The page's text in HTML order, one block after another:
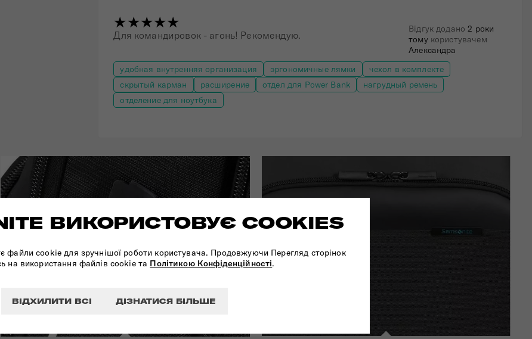
ВИКОРИСТОВУЄ COOKIES
файли cookie для зручнішої роботи користувача. Продовжуючи Перегляд сторінок
на використання файлів cookie та Політикою Конфіденційності.
ВІДХИЛИТИ ВСІ ДІЗНАТИСЯ БІЛЬШЕ
★★★★★
Для командировок - агонь! Рекомендую.
Відгук додано2 роки
томукористувачем
Александра
удобная внутренняя организация
эргономичные лямки
чехол в комплекте
скрытый карман
расширение отдел для Power Bank
нагрудный ремень
отделение для ноутбука